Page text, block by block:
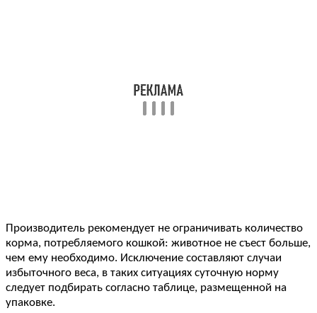
Производитель рекомендует не ограничивать количество
корма, потребляемого кошкой: животное не съест больше,
чем ему необходимо. Исключение составляют случаи
избыточного веса, в таких ситуациях суточную норму
следует подбирать согласно таблице, размещенной на
упаковке.